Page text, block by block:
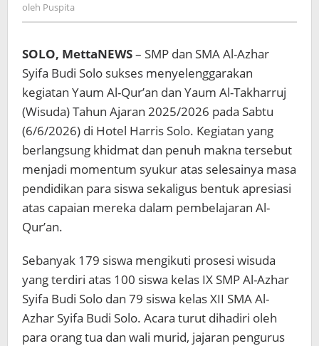
2025/2026,
Generasi
Menuju
Masa
Depan
Gemilang
oleh Puspita
SOLO, MettaNEWS– SMP dan SMA Al-Azhar
Syifa Budi Solo sukses menyelenggarakan
kegiatan Yaum Al-Qur’an dan Yaum Al-Takharruj
(Wisuda) Tahun Ajaran 2025/2026 pada Sabtu
(6/6/2026) di Hotel Harris Solo. Kegiatan yang
berlangsung khidmat dan penuh makna tersebut
menjadi momentum syukur atas selesainya masa
pendidikan para siswa sekaligus bentuk apresiasi
atas capaian mereka dalam pembelajaran Al-
Qur’an.
Sebanyak 179 siswa mengikuti prosesi wisuda
yang terdiri atas 100 siswa kelas IX SMP Al-Azhar
Syifa Budi Solo dan 79 siswa kelas XII SMA Al-
Azhar Syifa Budi Solo. Acara turut dihadiri oleh
para orang tua dan wali murid, jajaran pengurus